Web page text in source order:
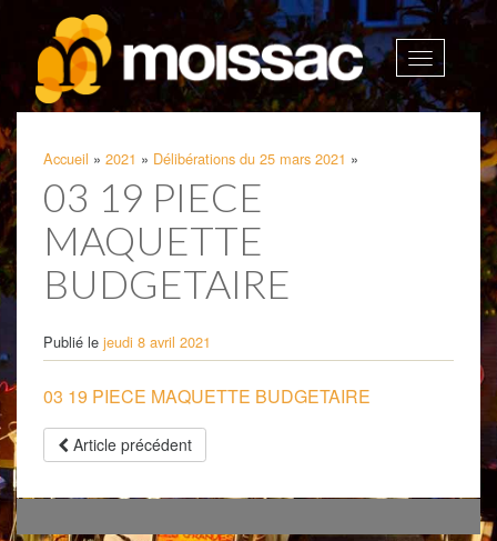
Afficher
la
Accueil » 2021 » Délibérations du 25 mars 2021 »
03 19 PIECE
MAQUETTE
BUDGETAIRE
Publié le jeudi 8 avril 2021
03 19 PIECE MAQUETTE BUDGETAIRE
Article précédent